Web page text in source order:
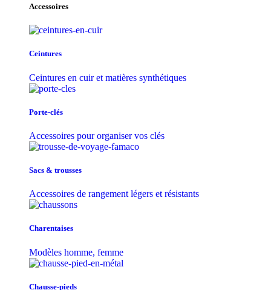
Accessoires
Ceintures
Ceintures en cuir et matières synthétiques
Porte-clés
Accessoires pour organiser vos clés
Sacs & trousse​s
Accessoires de rangement légers et résistants
Charentaises
Modèles homme, femme
Chausse-pieds